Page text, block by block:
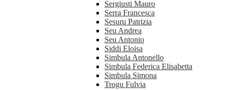
Sergiusti Mauro
Serra Francesca
Sesuru Patrizia
Seu Andrea
Seu Antonio
Siddi Eloisa
Simbula Antonello
Simbula Federica Elisabetta
Simbula Simona
Trogu Fulvia